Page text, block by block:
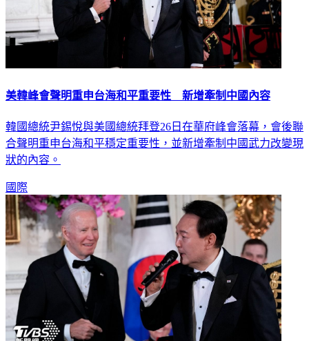
美韓峰會聲明重申台海和平重要性 新增牽制中國內容
韓國總統尹錫悅與美國總統拜登26日在華府峰會落幕，會後聯
合聲明重申台海和平穩定重要性，並新增牽制中國武力改變現
狀的內容。
國際